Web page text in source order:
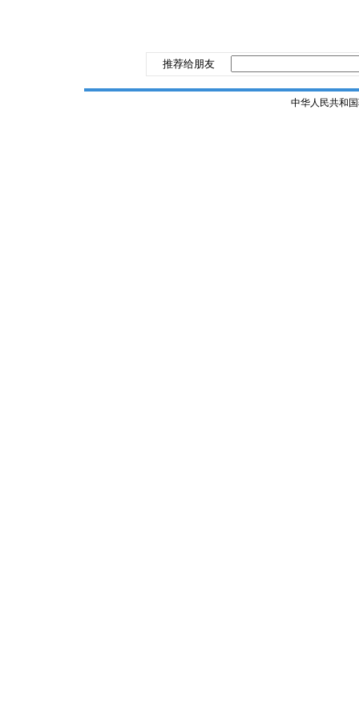
推荐给朋友
中华人民共和